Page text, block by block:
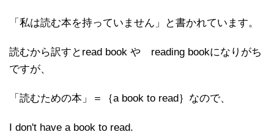
「私は読む本を持っていません」と書かれています。
読むから訳すとread book や reading bookになりがち
ですが、
「読むための本」＝｛a book to read｝なので、
I don't have a book to read.